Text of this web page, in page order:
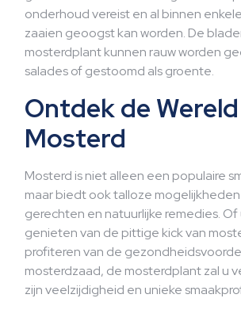
onderhoud vereist en al binnen
zaaien geoogst kan worden. De
mosterdplant kunnen rauw worden
salades of gestoomd als groente.
Ontdek de
Mosterd
Mosterd is niet alleen een populaire
maar biedt ook talloze
gerechten en natuurlijke remedies. Of
genieten van de pittige kick van
profiteren van de
mosterdzaad, de mosterdplant zal u
zijn veelzijdigheid en unieke